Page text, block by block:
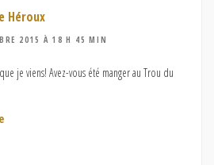
Héroux
2015 À 18 H 45 MIN
je viens! Avez-vous été manger au Trou du